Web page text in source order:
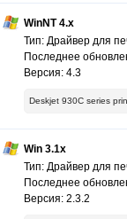
WinNT 4.x
Тип: Драйвер для
Последнее
Версия: 4.3
Deskjet 930C series
Win 3.1x
Тип: Драйвер для
Последнее
Версия: 2.3.2